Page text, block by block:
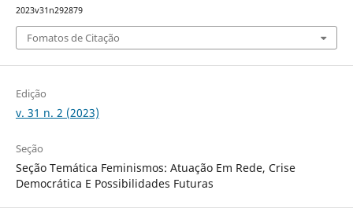
2023v31n292879
Fomatos de Citação
Edição
v. 31 n. 2 (2023)
Seção
Seção Temática Feminismos: Atuação Em Rede, Crise
Democrática E Possibilidades Futuras